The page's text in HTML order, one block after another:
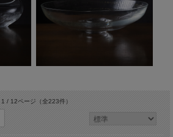
1 / 12ページ（全223件）